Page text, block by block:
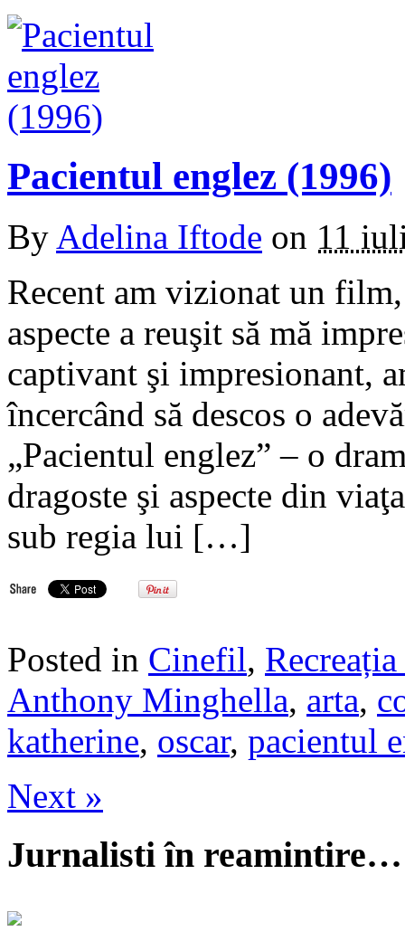
Pacientul englez (1996)
By Adelina Iftode on 11
Recent am vizionat un
aspecte a reuşit să mă
captivant şi impresionant,
încercând să descos o
„Pacientul englez” – o
dragoste şi aspecte din
sub regia lui […]
Posted in Cinefil,
Anthony Minghella, arta,
katherine, oscar, pacientul
Next »
Jurnalisti în reamintire…